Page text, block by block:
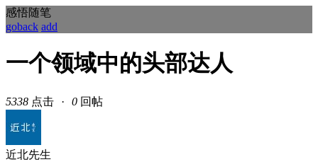
感悟随笔
goback add
一个领域中的头部达人
5338 点击 · 0 回帖
近北先生